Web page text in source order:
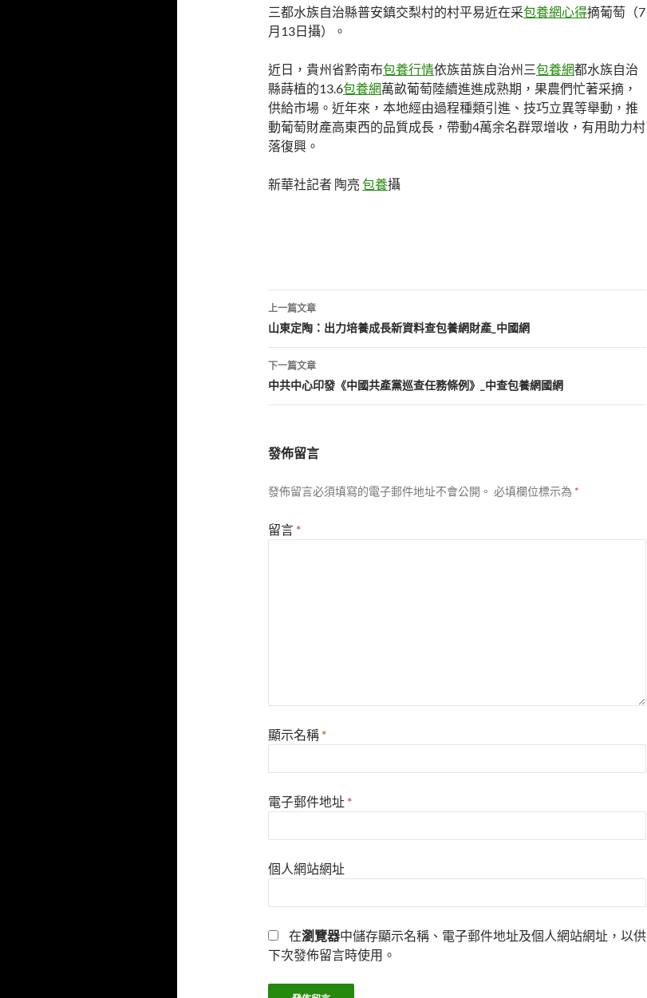
三都水族自治縣普安鎮交梨村的村平易近在采包養網心得摘葡萄（7
月13日攝）。
近日，貴州省黔南布包養行情依族苗族自治州三包養網都水族自治
縣蒔植的13.6包養網萬畝葡萄陸續進進成熟期，果農們忙著采摘，
供給市場。近年來，本地經由過程種類引進、技巧立異等舉動，推
動葡萄財產高東西的品質成長，帶動4萬余名群眾增收，有用助力村
落復興。
新華社記者 陶亮 包養攝
文
章
導
覽
上一篇文章
山東定陶：出力培養成長新資料查包養網財產_中國網
下一篇文章
中共中心印發《中國共產黨巡查任務條例》_中查包養網國網
發佈留言
發佈留言必須填寫的電子郵件地址不會公開。 必填欄位標示為 *
留言 *
顯示名稱 *
電子郵件地址 *
個人網站網址
在瀏覽器中儲存顯示名稱、電子郵件地址及個人網站網址，以供
下次發佈留言時使用。